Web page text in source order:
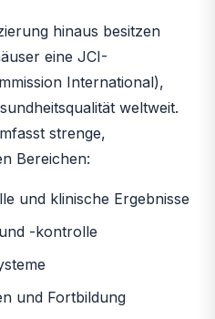
hinaus besitzen
eine JCI-
International),
weltweit.
strenge,
Bereichen:
und klinische Ergebnisse
-kontrolle
und Fortbildung